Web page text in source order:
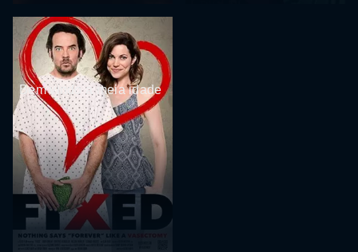
Bem vindo a meia idade